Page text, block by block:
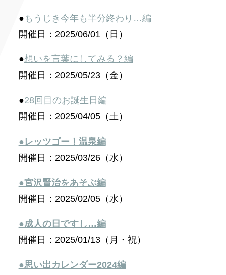
● もうじき今年も半分終わり…編
開催日：2025/06/01（日）
●想いを言葉にしてみる？編
開催日：2025/05/23（金）
●28回目のお誕生日編
開催日：2025/04/05（土）
●レッツゴー！温泉編
開催日：2025/03/26（水）
●宮沢賢治をあそぶ編
開催日：2025/02/05（水）
●成人の日ですし…編
開催日：2025/01/13（月・祝）
●思い出カレンダー2024編